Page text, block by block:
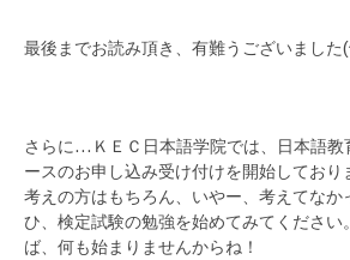
最後までお読み頂き、有難うございまし
さらに…ＫＥＣ日本語学院では、日本語教
ースのお申し込み受け付けを開始しており
考えの方はもちろん、いやー、考えてなか
ひ、検定試験の勉強を始めてみてください
ば、何も始まりませんからね！